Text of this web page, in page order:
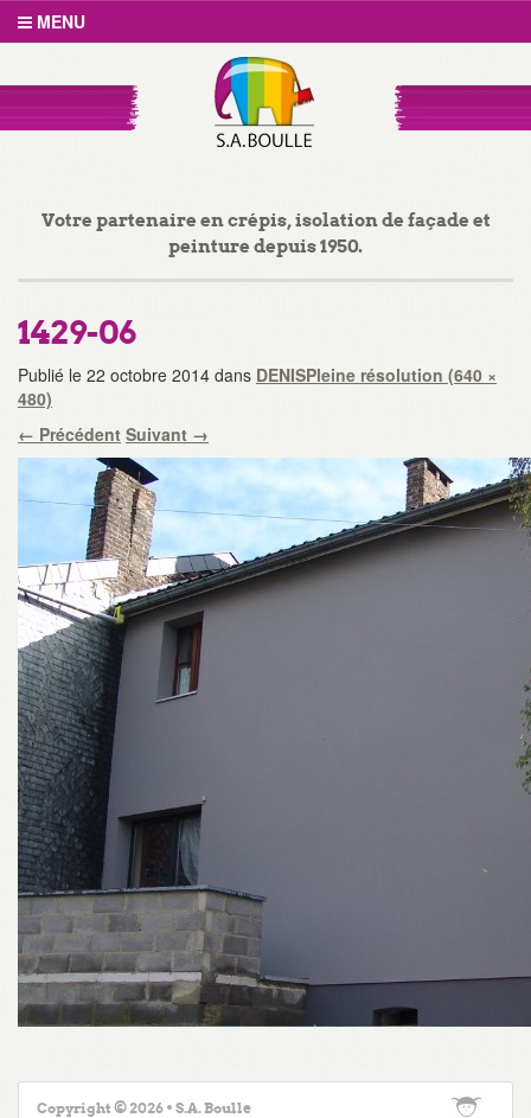
MENU
Votre partenaire en crépis, isolation de façade et
peinture depuis 1950.
1429-06
Publié le 22 octobre 2014 dans DENISPleine résolution (640 ×
480)
← Précédent Suivant →
Copyright © 2026 • S.A. Boulle